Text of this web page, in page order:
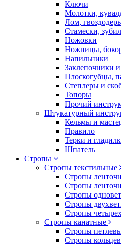
Ключи
Молотки,
Лом,
Стамески,
Ножовки
Ножницы,
Напильники
Заклепочники
Плоскогубцы,
Степлеры и
Топоры
Прочий
Штукатурный
Кельмы и
Правило
Терки и
Шпатель
Стропы
Стропы текстильные
Стропы
Стропы
Стропы
Стропы
Стропы
Стропы канатные
Стропы
Стропы